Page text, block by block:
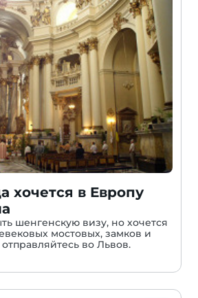
хочется в Европу
шенгенскую визу, но хочется
мостовых, замков и
во Львов.